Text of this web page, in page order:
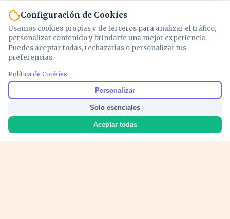
Noticias y análisis de economía, mercados,
inversión y política. Información actualizada
para entender lo que mueve tu dinero y tu
país.
Configuración de Cookies
Usamos cookies propias y de terceros para analizar el tráfico,
personalizar contenido y brindarte una mejor experiencia.
Puedes aceptar todas, rechazarlas o personalizar tus
preferencias.
Política de Cookies
Personalizar
Solo esenciales
Aceptar todas